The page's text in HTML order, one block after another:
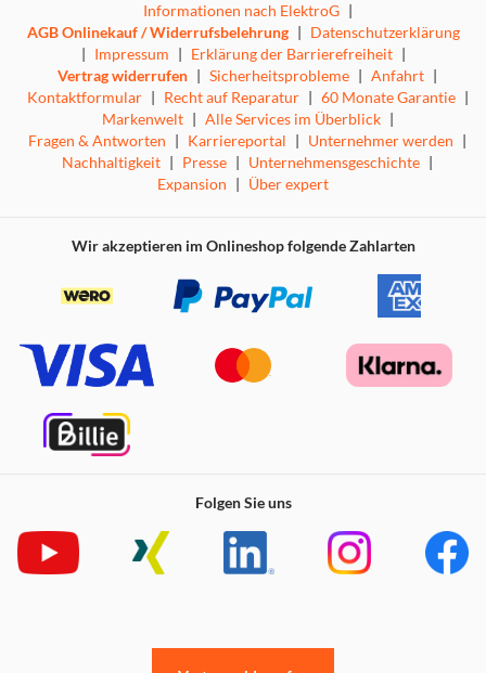
Informationen nach ElektroG |
AGB Onlinekauf / Widerrufsbelehrung | Datenschutzerklärung
| Impressum | Erklärung der Barrierefreiheit |
Vertrag widerrufen | Sicherheitsprobleme | Anfahrt |
Kontaktformular | Recht auf Reparatur | 60 Monate Garantie |
Markenwelt | Alle Services im Überblick |
Fragen & Antworten | Karriereportal | Unternehmer werden |
Nachhaltigkeit | Presse | Unternehmensgeschichte |
Expansion | Über expert
Wir akzeptieren im Onlineshop folgende Zahlarten
Folgen Sie uns